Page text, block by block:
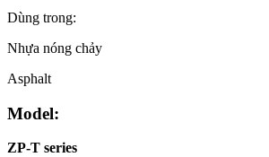
Dùng trong:
Nhựa nóng chảy
Asphalt
Model:
ZP-T series